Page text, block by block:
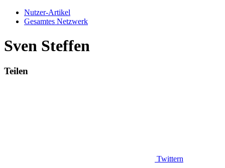
Nutzer-Artikel
Gesamtes Netzwerk
Sven Steffen
Teilen
Twittern